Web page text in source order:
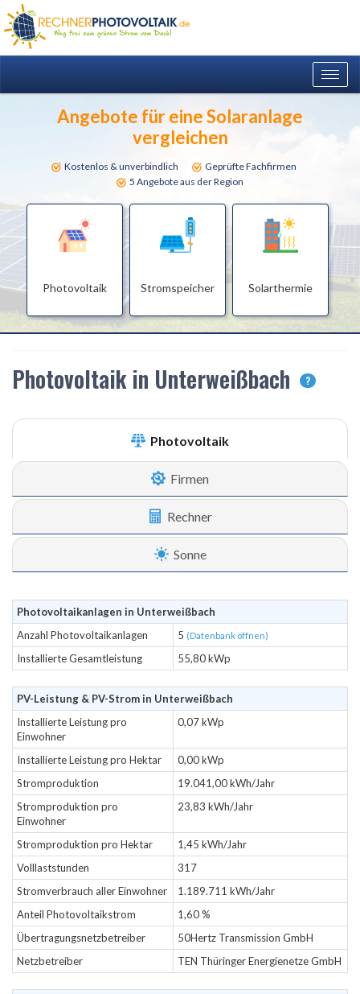
Angebote für eine Solaranlage
vergleichen
Kostenlos & unverbindlich
Geprüfte Fachfirmen
5 Angebote aus der Region
Photovoltaik Stromspeicher Solarthermie
Photovoltaik in Unterweißbach ?
Photovoltaik
Firmen
Rechner
Sonne
Photovoltaikanlagen in Unterweißbach
Anzahl Photovoltaikanlagen
5 (Datenbank öffnen)
Installierte Gesamtleistung 55,80 kWp
PV-Leistung & PV-Strom in Unterweißbach
Installierte Leistung pro
Einwohner
0,07 kWp
Installierte Leistung pro Hektar
0,00 kWp
Stromproduktion
19.041,00 kWh/Jahr
Stromproduktion pro
Einwohner
23,83 kWh/Jahr
Stromproduktion pro Hektar
1,45 kWh/Jahr
Volllaststunden
317
Stromverbrauch aller Einwohner
1.189.711 kWh/Jahr
Anteil Photovoltaikstrom
1,60 %
Übertragungsnetzbetreiber
50Hertz Transmission GmbH
Netzbetreiber
TEN Thüringer Energienetze GmbH